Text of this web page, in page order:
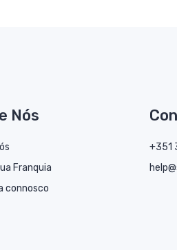
Nós
Franquia
connosco
+351